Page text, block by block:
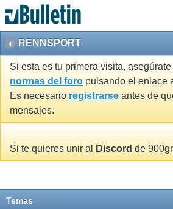
RENNSPORT
Si esta es tu primera visita,
normas del foro pulsando el enlace
Es necesario registrarse antes de
mensajes.
Si te quieres unir al Discord de
Temas